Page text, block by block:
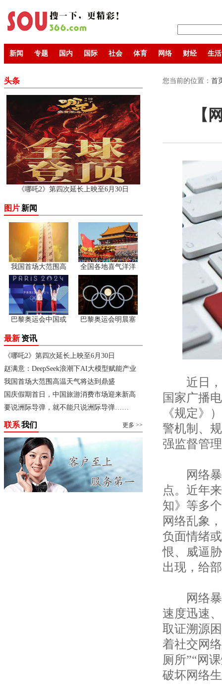
新闻 专题 国内 国际 社会 体育 网络 财经 生活
头条
《哪吒2》第四次延长上映至6月30日
图片 新闻
我国首场大范围高 全国各地喜气洋洋
巴黎奥运会中国或 巴黎奥运会明晨塞
最新 资讯
《哪吒2》第四次延长上映至6月30日
赵满意：DeepSeek浪潮下AI大模型赋能产业
我国首场大范围高温天气将达到鼎盛
国庆假期首日，中国旅游消费市场迎来新高
要说洲际导弹，就不能只说洲际导弹……
联系我们 更多 >>
您当前的位置： 首
【
近日，
国家广播
《规定》
警机制、
强监督管
网络暴
点。近年
知》等多
网络乱象
负面情绪
恨、威逼
出现，给
网络暴
速度迅速
取证溯源
着社交网
厕所”“网
破坏网络